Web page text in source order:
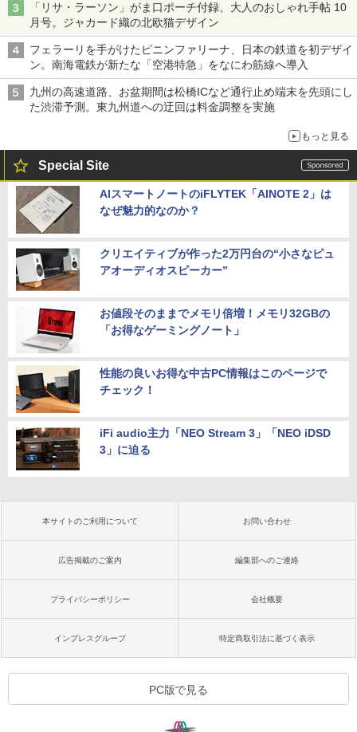
「リサ・ラーソン」がま口ポーチ付録、大人のおしゃれ手帖 10
月号。ジャカード織の北欧猫デザイン
フェラーリを手がけたピニンファリーナ、日本の鉄道を初デザイ
ン。南海電鉄が新たな「空港特急」をなにわ筋線へ導入
九州の高速道路、お盆期間は松橋ICなど通行止め端末を先頭にし
た渋滞予測。東九州道への迂回は料金調整を実施
もっと見る
Special Site
AIスマートノートのiFLYTEK「AINOTE 2」は
なぜ魅力的なのか？
クリエイティブが作った2万円台の“小さなピュ
アオーディオスピーカー”
お値段そのままでメモリ倍増！メモリ32GBの
「お得なゲーミングノート」
性能の良いお得な中古PC情報はこのページで
チェック！
iFi audio主力「NEO Stream 3」「NEO iDSD
3」に迫る
本サイトのご利用について お問い合わせ
広告掲載のご案内 編集部へのご連絡
プライバシーポリシー 会社概要
インプレスグループ 特定商取引法に基づく表示
PC版で見る